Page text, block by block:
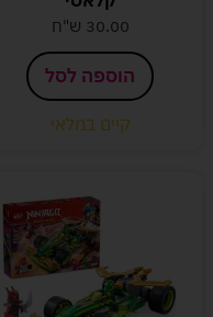
30.00 ש"ח
הוספה לסל
קיים במלאי